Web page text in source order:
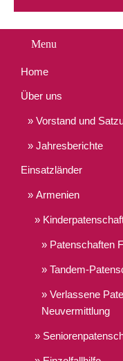
Menu
Home
Über uns
Vorstand und
Jahresberichte
Einsatzländer
Armenien
Patenschaften
Tandem-
Verlassene
Neuvermittlung